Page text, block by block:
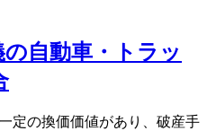
自動車・トラッ
定の換価価値があり、破産手